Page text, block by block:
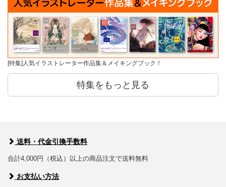
[特集]人気イラストレーター作品集＆メイキングブック！
特集をもっと見る
送料・代金引換手数料
合計4,000円（税込）以上の商品注文で送料無料
お支払い方法